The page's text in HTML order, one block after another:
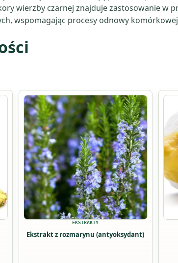
wierzby czarnej znajduje zastosowanie w
wspomagając procesy odnowy
EKSTRAKTY
Ekstrakt z rozmarynu (antyoksydant)
Ten
produkt
ma
wiele
wariantów.
Opcje
można
wybrać
na
stronie
produktu
Ten
wiele
można